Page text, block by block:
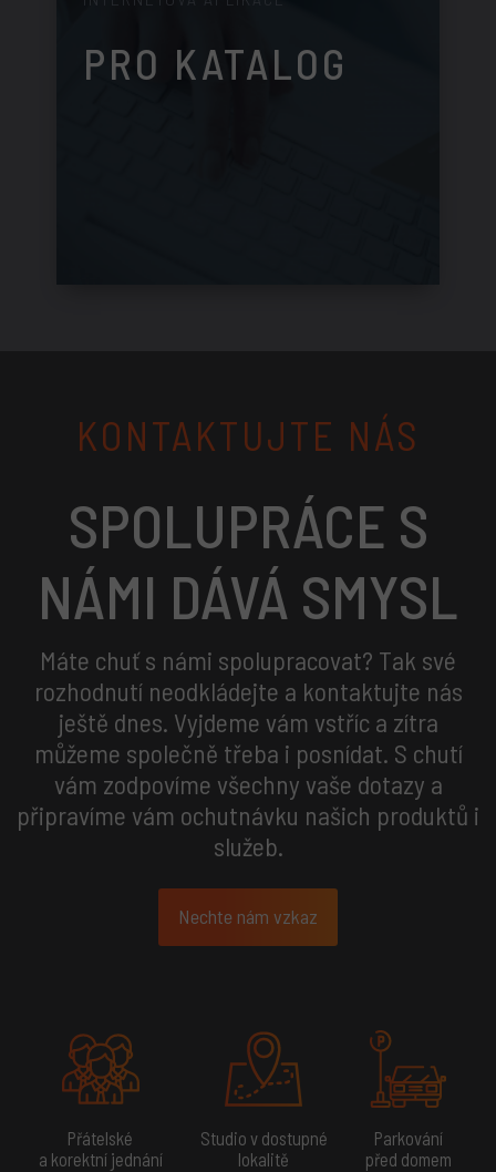
PRO KATALOG
KONTAKTUJTE NÁS
SPOLUPRÁCE S
NÁMI DÁVÁ SMYSL
Máte chuť s námi spolupracovat? Tak své
rozhodnutí neodkládejte a kontaktujte nás
ještě dnes. Vyjdeme vám vstříc a zítra
můžeme společně třeba i posnídat. S chutí
vám zodpovíme všechny vaše dotazy a
připravíme vám ochutnávku našich produktů i
služeb.
Nechte nám vzkaz
Přátelské
a korektní jednání
Studio v dostupné
lokalitě
Parkování
před domem